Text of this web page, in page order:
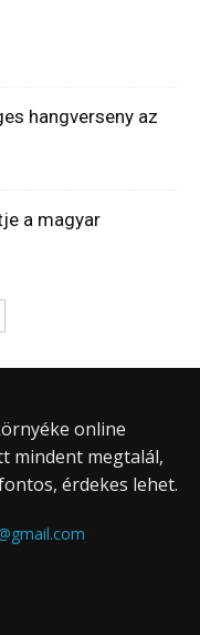
hangverseny az
a magyar
online
mindent megtalál,
érdekes lehet.